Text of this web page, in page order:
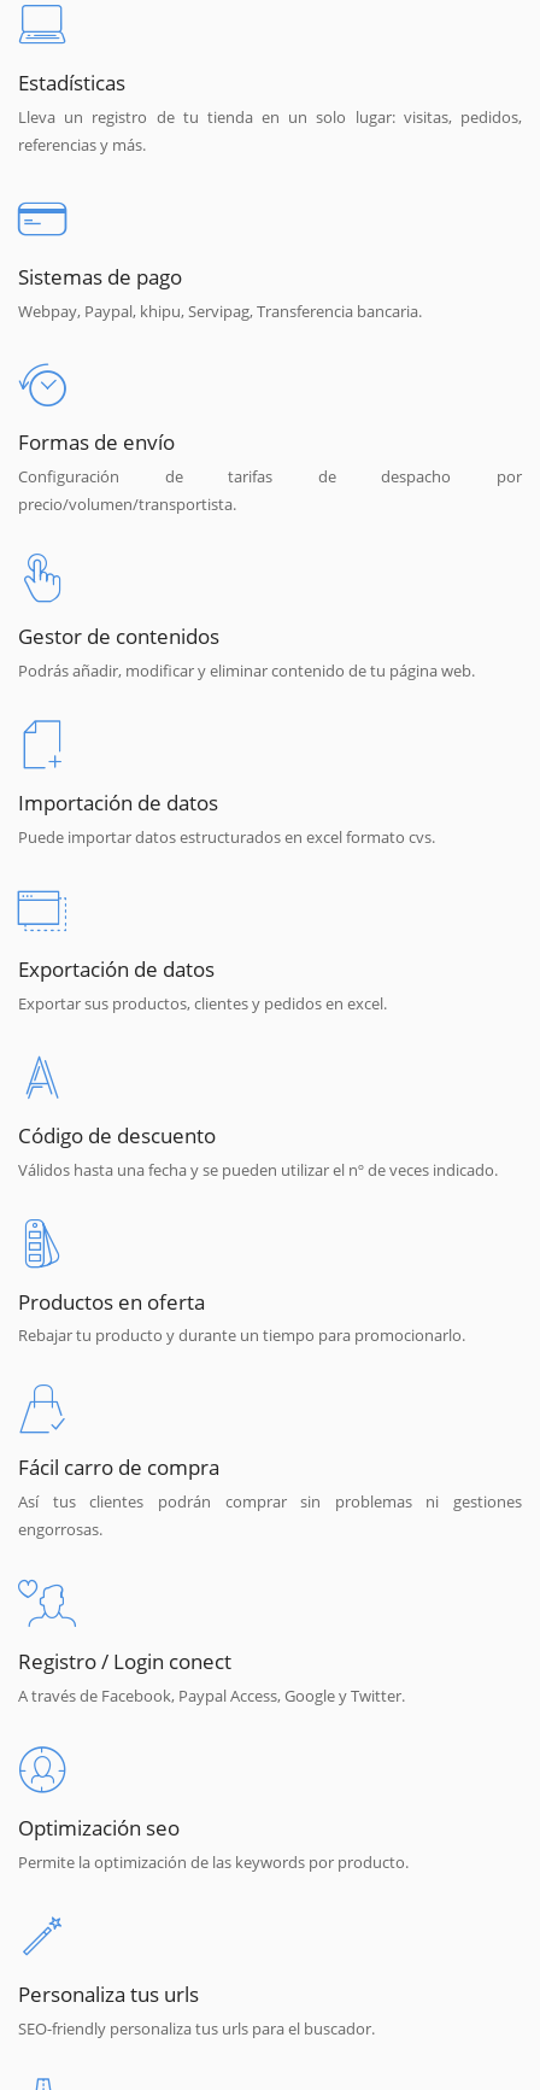
Estadísticas
Lleva un registro de tu tienda en un solo lugar: visitas, pedidos,
referencias y más.
Sistemas de pago
Webpay, Paypal, khipu, Servipag, Transferencia bancaria.
Formas de envío
Configuración de tarifas de despacho por
precio/volumen/transportista.
Gestor de contenidos
Podrás añadir, modificar y eliminar contenido de tu página web.
Importación de datos
Puede importar datos estructurados en excel formato cvs.
Exportación de datos
Exportar sus productos, clientes y pedidos en excel.
Código de descuento
Válidos hasta una fecha y se pueden utilizar el nº de veces indicado.
Productos en oferta
Rebajar tu producto y durante un tiempo para promocionarlo.
Fácil carro de compra
Así tus clientes podrán comprar sin problemas ni gestiones
engorrosas.
Registro / Login conect
A través de Facebook, Paypal Access, Google y Twitter.
Optimización seo
Permite la optimización de las keywords por producto.
Personaliza tus urls
SEO-friendly personaliza tus urls para el buscador.